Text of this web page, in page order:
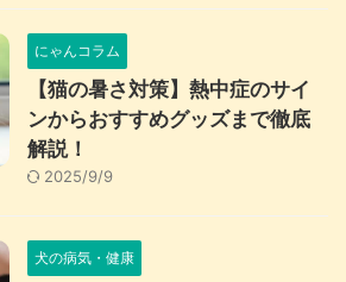
にゃんコラム
【猫の暑さ対策】熱中症のサイ
ンからおすすめグッズまで徹底
解説！
2025/9/9
犬の病気・健康